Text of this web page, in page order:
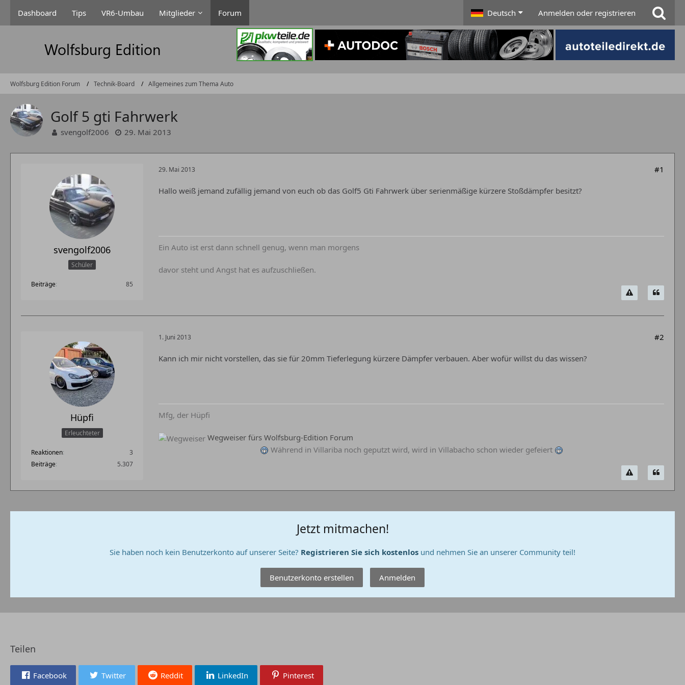
Dashboard Tips VR6-Umbau Mitglieder Forum Deutsch Anmelden oder registrieren
Wolfsburg Edition Forum Technik-Board Allgemeines zum Thema Auto
Golf 5 gti Fahrwerk
svengolf2006 29. Mai 2013
svengolf2006
Schüler
Beiträge 85
29. Mai 2013 #1
Hallo weiß jemand zufällig jemand von euch ob das Golf5 Gti Fahrwerk über serienmäßige kürzere Stoßdämpfer besitzt?
Ein Auto ist erst dann schnell genug, wenn man morgens
davor steht und Angst hat es aufzuschließen.
Hüpfi
Erleuchteter
Reaktionen
3
Beiträge
5.307
1. Juni 2013 #2
Kann ich mir nicht vorstellen, das sie für 20mm Tieferlegung kürzere Dämpfer verbauen. Aber wofür willst du das wissen?
Mfg, der Hüpfi
Wegweiser fürs Wolfsburg-Edition Forum
Während in Villariba noch geputzt wird, wird in Villabacho schon wieder gefeiert
Jetzt mitmachen!
Sie haben noch kein Benutzerkonto auf unserer Seite? Registrieren Sie sich kostenlos und nehmen Sie an unserer Community teil!
Benutzerkonto erstellen Anmelden
Teilen
Facebook Twitter Reddit LinkedIn Pinterest